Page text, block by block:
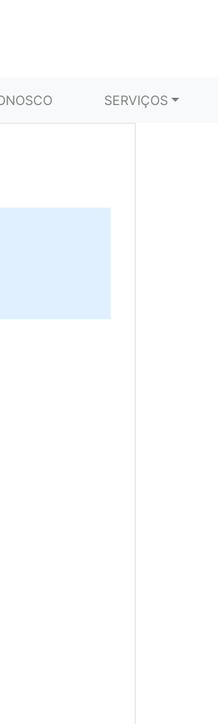
SERVIÇOS